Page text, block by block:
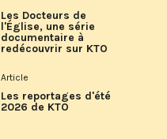
Les Docteurs de
l'Église, une série
documentaire à
redécouvrir sur KTO
Article
Les reportages d'été
2026 de KTO